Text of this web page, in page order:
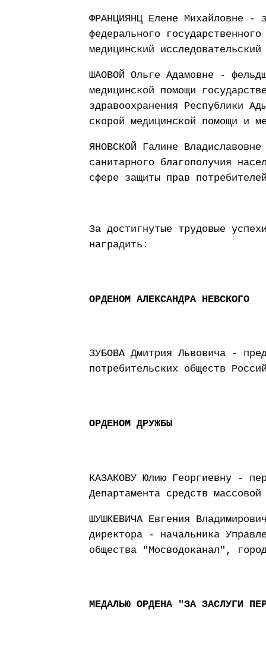
ФРАНЦИЯНЦ Елене Михайловне -
федерального
медицинский
ШАОВОЙ Ольге Адамовне -
медицинской помощи
здравоохранения Республики
скорой медицинской помощи и
ЯНОВСКОЙ Галине
санитарного благополучия
сфере защиты прав
За достигнутые трудовые
наградить:
ОРДЕНОМ АЛЕКСАНДРА НЕВСКОГО
ЗУБОВА Дмитрия Львовича -
потребительских обществ
ОРДЕНОМ ДРУЖБЫ
КАЗАКОВУ Юлию Георгиевну -
Департамента средств
ШУШКЕВИЧА Евгения
директора - начальника
общества "Мосводоканал",
МЕДАЛЬЮ ОРДЕНА "ЗА ЗАСЛУГИ